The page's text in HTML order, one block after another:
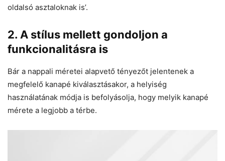
oldalsó asztaloknak is’.
2. A stílus mellett gondoljon a
funkcionalitásra is
Bár a nappali méretei alapvető tényezőt jelentenek a
megfelelő kanapé kiválasztásakor, a helyiség
használatának módja is befolyásolja, hogy melyik kanapé
mérete a legjobb a térbe.